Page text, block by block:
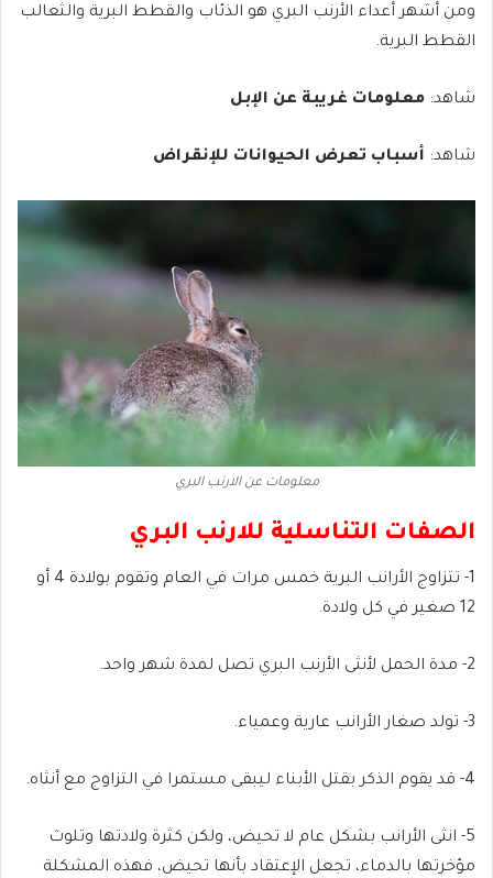
ومن أشهر أعداء الأرنب البري هو الذئاب والقطط البرية والثعالب
القطط البرية.
شاهد: معلومات غريبة عن الإبل
شاهد: أسباب تعرض الحيوانات للإنقراض
معلومات عن الارنب البري
الصفات التناسلية للارنب البري
1- تتزاوج الأرانب البرية خمس مرات في العام وتقوم بولادة 4 أو
12 صغير في كل ولادة.
2- مدة الحمل لأنثى الأرنب البري تصل لمدة شهر واحد.
3- تولد صغار الأرانب عارية وعمياء.
4- قد يقوم الذكر بقتل الأبناء ليبقى مستمرا في التزاوج مع أنثاه.
5- انثى الأرانب بشكل عام لا تحيض، ولكن كثرة ولادتها وتلوث
مؤخرتها بالدماء، تجعل الإعتقاد بأنها تحيض، فهذه المشكلة